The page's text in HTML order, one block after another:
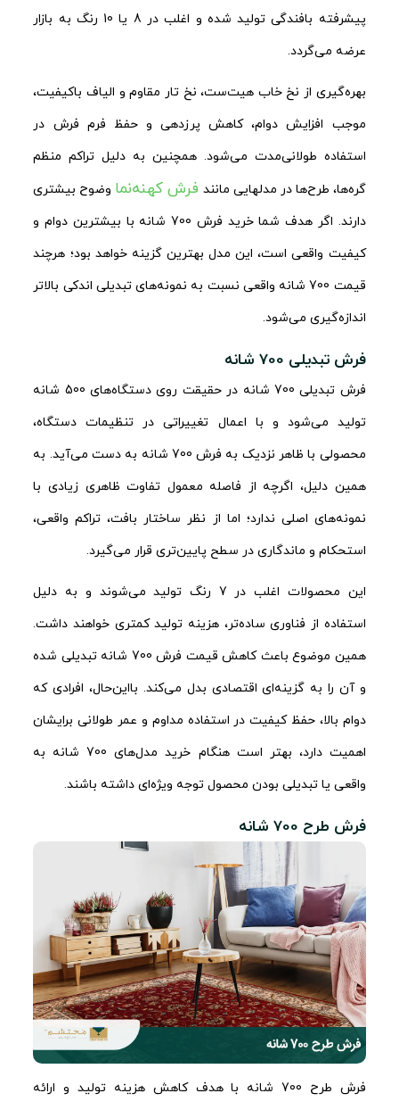
پیشرفته بافندگی تولید شده و اغلب در 8 یا 10 رنگ به بازار
عرضه می‌گردد.
بهره‌گیری از نخ خاب هیت‌ست، نخ تار مقاوم و الیاف باکیفیت،
موجب افزایش دوام، کاهش پرزدهی و حفظ فرم فرش در
استفاده طولانی‌مدت می‌شود. همچنین به دلیل تراکم منظم
گره‌ها، طرح‌ها در مدل‎هایی مانند
فرش کهنه‌نما وضوح بیشتری
دارند. اگر هدف شما خرید فرش 700 شانه با بیشترین دوام و
کیفیت واقعی است، این مدل بهترین گزینه خواهد بود؛ هرچند
قیمت 700 شانه واقعی نسبت به نمونه‌های تبدیلی اندکی بالاتر
اندازه‌گیری می‌شود.
فرش تبدیلی 700 شانه
فرش تبدیلی 700 شانه در حقیقت روی دستگاه‌های 500 شانه
تولید می‌شود و با اعمال تغییراتی در تنظیمات دستگاه،
محصولی با ظاهر نزدیک به فرش 700 شانه به دست می‌آید. به
همین دلیل، اگرچه از فاصله معمول تفاوت ظاهری زیادی با
نمونه‌های اصلی ندارد؛ اما از نظر ساختار بافت، تراکم واقعی،
استحکام و ماندگاری در سطح پایین‌تری قرار می‌گیرد.
این محصولات اغلب در 7 رنگ تولید می‌شوند و به دلیل
استفاده از فناوری ساده‌تر، هزینه تولید کمتری خواهند داشت.
همین موضوع باعث کاهش قیمت فرش 700 شانه تبدیلی شده
و آن را به گزینه‌ای اقتصادی بدل می‌کند. بااین‌حال، افرادی که
دوام بالا، حفظ کیفیت در استفاده مداوم و عمر طولانی برایشان
اهمیت دارد، بهتر است هنگام خرید مدل‌های 700 شانه به
واقعی یا تبدیلی بودن محصول توجه ویژه‌ای داشته باشند.
فرش طرح 700 شانه
فرش طرح 700 شانه با هدف کاهش هزینه تولید و ارائه